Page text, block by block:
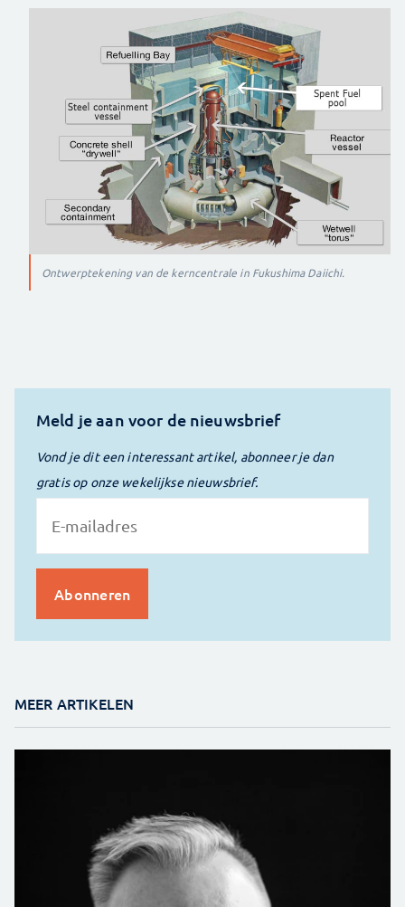
Ontwerptekening van de kerncentrale in Fukushima Daiichi.
Meld je aan voor de nieuwsbrief
Vond je dit een interessant artikel, abonneer je dan
gratis op onze wekelijkse nieuwsbrief.
MEER ARTIKELEN